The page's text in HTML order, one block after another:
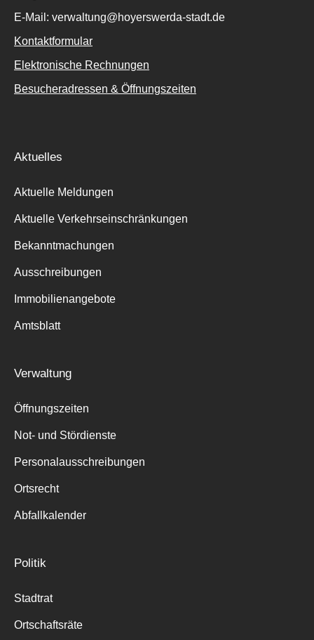
E-Mail: verwaltung@hoyerswerda-stadt.de
Kontaktformular
Elektronische Rechnungen
Besucheradressen & Öffnungszeiten
Aktuelles
Aktuelle Meldungen
Aktuelle Verkehrseinschränkungen
Bekanntmachungen
Ausschreibungen
Immobilienangebote
Amtsblatt
Verwaltung
Öffnungszeiten
Not- und Stördienste
Personalausschreibungen
Ortsrecht
Abfallkalender
Politik
Stadtrat
Ortschaftsräte